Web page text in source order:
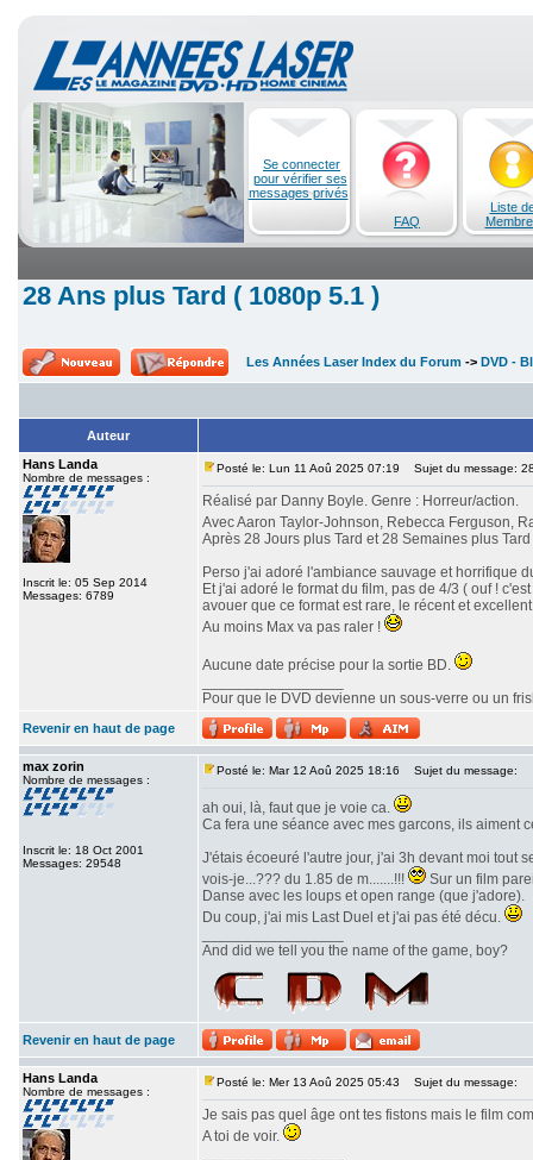
Se connecter
pour vérifier ses
messages privés
FAQ
Liste
28 Ans plus Tard ( 1080p 5.1 )
Les Années Laser Index du Forum -> DVD -
Auteur
Hans Landa
Nombre de messages :
Inscrit le: 05 Sep 2014
Messages: 6789
Posté le: Lun 11 Aoû 2025 07:19 Sujet du message:
Réalisé par Danny Boyle. Genre : Horreur/action.
Avec Aaron Taylor-Johnson, Rebecca Ferguson,
Après 28 Jours plus Tard et 28 Semaines plus
Perso j'ai adoré l'ambiance sauvage et horrifique
Et j'ai adoré le format du film, pas de 4/3 ( ouf !
avouer que ce format est rare, le récent et
Au moins Max va pas raler !
Aucune date précise pour la sortie BD.
Pour que le DVD devienne un sous-verre ou un
Revenir en haut de page
max zorin
Nombre de messages :
Inscrit le: 18 Oct 2001
Messages: 29548
Posté le: Mar 12 Aoû 2025 18:16 Sujet du message:
ah oui, là, faut que je voie ca.
Ca fera une séance avec mes garcons, ils aiment
J'étais écoeuré l'autre jour, j'ai 3h devant moi tout
vois-je...??? du 1.85 de m.......!!!
Sur un film
Danse avec les loups et open range (que j'adore).
Du coup, j'ai mis Last Duel et j'ai pas été décu.
And did we tell you the name of the game, boy?
Revenir en haut de page
Hans Landa
Nombre de messages :
Posté le: Mer 13 Aoû 2025 05:43 Sujet du message:
Je sais pas quel âge ont tes fistons mais le film
A toi de voir.